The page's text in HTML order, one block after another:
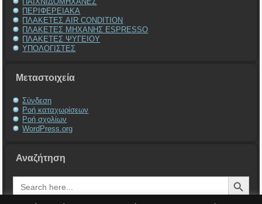
ΠΕΡΙΦΕΡΕΙΑΚΑ
ΠΛΑΚΕΤΕΣ AIR CONDITION
ΠΛΑΚΕΤΕΣ ΜΗΧΑΝΗΣ ESPRESSO
ΠΛΑΚΕΤΕΣ ΨΥΓΕΙΟΥ
ΥΠΟΛΟΓΙΣΤΕΣ
Μεταστοιχεία
Σύνδεση
Ροή καταχωρίσεων
Ροή σχολίων
WordPress.org
Αναζήτηση
Search
for:
Search Button